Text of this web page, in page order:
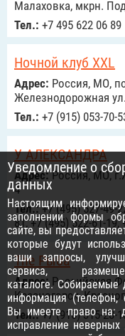
Малаховка, мкрн.
Тел.: +7 495 622 06 89
Ночной клуб XXL
Адрес: Россия, МО,
Железнодорожная
Тел.: +7 (915) 053-70-
У АЛЕКСАНДРА
Адрес:Россия, МО,
4
Тел.:+7 (495) 527-49-
81, +7 (495) 522-61-19,
The Рыба
Адрес:Российcкая
Красногорск,
Тел.:+7 (916) 315-28-
Уведомление о
данных
Настоящим
заполнении формы
сайте, вы
которые будут
ваши запросы,
сервиса,
каталоге. Собираемые
информация (телефон,
Вы имеете право на:
исправление